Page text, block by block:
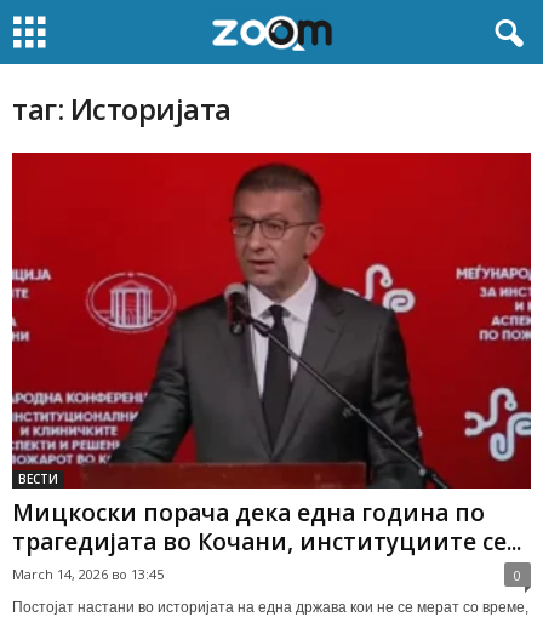
таг: Историјата
ВЕСТИ
Мицкоски порача дека една година по
трагедијата во Кочани, институциите се...
March 14, 2026 во 13:45 0
Постојат настани во историјата на една држава кои не се мерат со време,